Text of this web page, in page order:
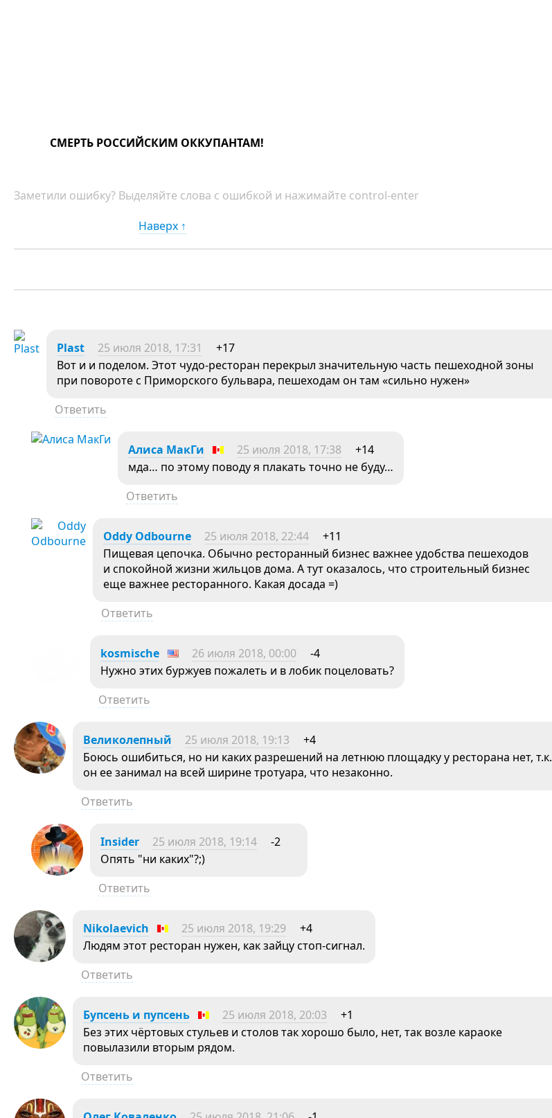
СМЕРТЬ РОССИЙСКИМ ОККУПАНТАМ!
Заметили ошибку? Выделяйте слова с ошибкой и нажимайте control-enter
Наверх ↑
Plast 25 июля 2018, 17:31
+17
Вот и и поделом. Этот чудо-ресторан перекрыл значительную часть пешеходной зоны
при повороте с Приморского бульвара, пешеходам он там «сильно нужен»
Ответить
Алиса МакГи 25 июля 2018, 17:38
+14
мда… по этому поводу я плакать точно не буду…
Ответить
Oddy Odbourne 25 июля 2018, 22:44
+11
Пищевая цепочка. Обычно ресторанный бизнес важнее удобства пешеходов
и спокойной жизни жильцов дома. А тут оказалось, что строительный бизнес
еще важнее ресторанного. Какая досада =)
Ответить
kosmische 26 июля 2018, 00:00
-4
Нужно этих буржуев пожалеть и в лобик поцеловать?
Ответить
Великолепный 25 июля 2018, 19:13
+4
Боюсь ошибиться, но ни каких разрешений на летнюю площадку у ресторана нет, т.к.
он ее занимал на всей ширине тротуара, что незаконно.
Ответить
Insider 25 июля 2018, 19:14
-2
Опять "ни каких"?;)
Ответить
Nikolaevich 25 июля 2018, 19:29
+4
Людям этот ресторан нужен, как зайцу стоп-сигнал.
Ответить
Бупсень и пупсень 25 июля 2018, 20:03
+1
Без этих чёртовых стульев и столов так хорошо было, нет, так возле караоке
повылазили вторым рядом.
Ответить